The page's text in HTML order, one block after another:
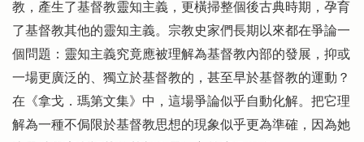
教，產生了基督教靈知主義，更橫掃整個後古典時期，孕育
了基督教其他的靈知主義。宗教史家們長期以來都在爭論一
個問題：靈知主義究竟應被理解為基督教內部的發展，抑或
一場更廣泛的、獨立於基督教的，甚至早於基督教的運動？
在《拿戈．瑪第文集》中，這場爭論似乎自動化解。把它理
解為一種不侷限於基督教思想的現象似乎更為準確，因為她